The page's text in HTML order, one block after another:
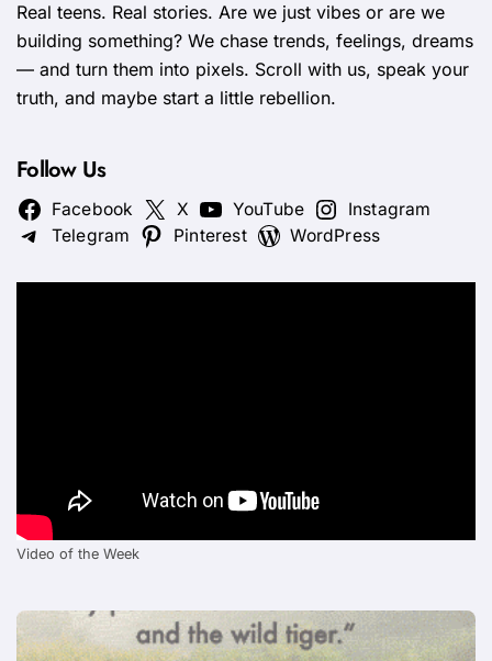
Real teens. Real stories. Are we just vibes or are we
building something? We chase trends, feelings, dreams
— and turn them into pixels. Scroll with us, speak your
truth, and maybe start a little rebellion.
Follow Us
Facebook X YouTube
Instagram
Telegram
Pinterest WordPress
Video of the Week